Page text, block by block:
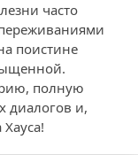
часто
поистине
полную
диалогов и,